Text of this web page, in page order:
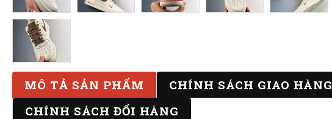
MÔ TẢ SẢN PHẨM CHÍNH SÁCH GIAO HÀNG
CHÍNH SÁCH ĐỔI HÀNG